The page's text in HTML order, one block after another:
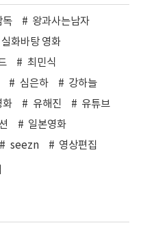
독
왕과사는남자
실화바탕 영화
최민식
심은하
강하늘
화 유해진
유튜브
일본영화
seezn 영상편집